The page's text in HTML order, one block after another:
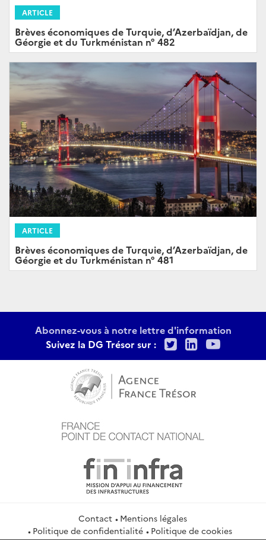
ARTICLE
Brèves économiques de Turquie, d’Azerbaïdjan, de
Géorgie et du Turkménistan n° 482
ARTICLE
Brèves économiques de Turquie, d’Azerbaïdjan, de
Géorgie et du Turkménistan n° 481
Abonnez-vous à notre lettre d'information
Suivez la DG Trésor sur :
TwitterLinkedIn
Contact
Mentions légales
Politique de confidentialité
Politique de cookies